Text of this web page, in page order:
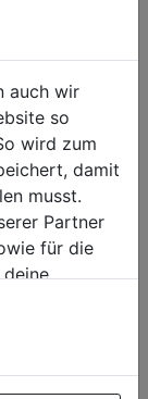
auch wir
so
wird zum
damit
musst.
Partner
für die
stimmst du
"Details